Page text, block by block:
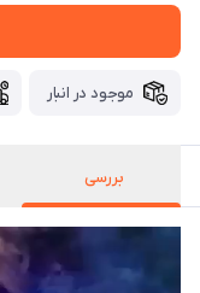
موجود در انبار
بررسی